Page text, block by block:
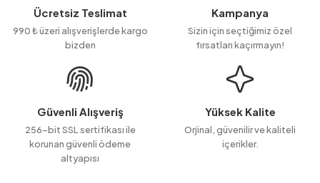
Ürün resmi kalitesiz, bozuk veya görüntülenemiyor.
Ürün açıklamasında eksik bilgiler bulunuyor.
Ürün bilgilerinde hatalar bulunuyor.
Ürün fiyatı diğer sitelerden daha pahalı.
Bu ürüne benzer farklı alternatifler olmalı.
Ücretsiz Teslimat
990 ₺ üzeri alışverişlerde kargo
bizden
Kampanya
Sizin için seçtiğimiz özel
fırsatları kaçırmayın!
Güvenli Alışveriş
256-bit SSL sertifikası ile
korunan güvenli ödeme
altyapısı
Yüksek Kalite
Orjinal, güvenilir ve kaliteli
içerikler.